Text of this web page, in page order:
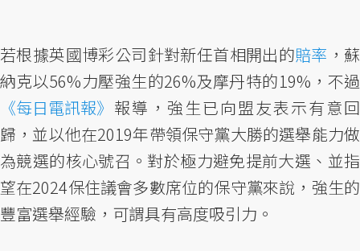
若根據英國博彩公司針對新任首相開出的賠率 ，蘇
納克以56%力壓強生的26%及摩丹特的19%，不過
《每日電訊報》 報導，強生已向盟友表示有意回
歸，並以他在2019年帶領保守黨大勝的選舉能力做
為競選的核心號召。對於極力避免提前大選、並指
望在2024保住議會多數席位的保守黨來說，強生的
豐富選舉經驗，可謂具有高度吸引力。